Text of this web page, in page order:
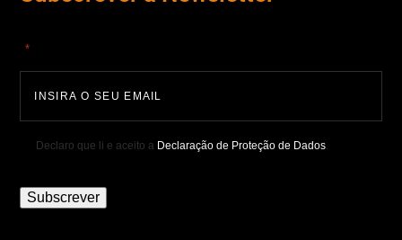
"*
Declaro que li e aceito a Declaração de Proteção de Dados
Subscrever